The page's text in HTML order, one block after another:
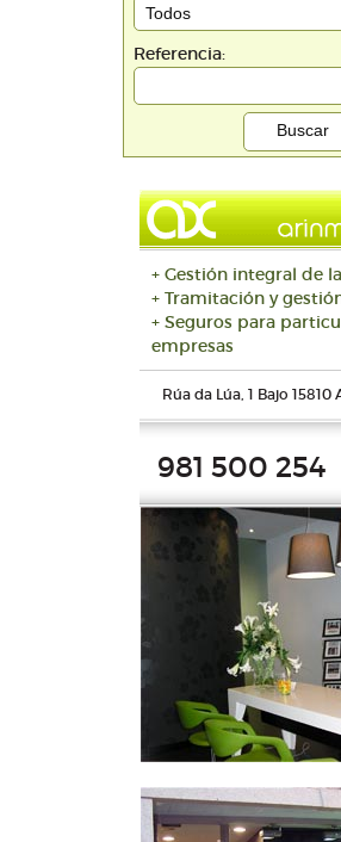
Referencia:
+ Gestión integral de
+ Tramitación y
+ Seguros para
empresas
Rúa da Lúa, 1 Bajo
981 500 254